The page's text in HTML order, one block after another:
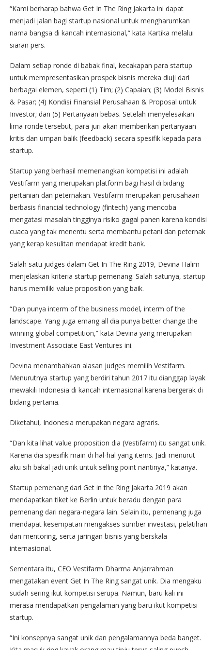
“Kami berharap bahwa Get In The Ring Jakarta ini dapat
menjadi jalan bagi startup nasional untuk mengharumkan
nama bangsa di kancah internasional,” kata Kartika melalui
siaran pers.
Dalam setiap ronde di babak final, kecakapan para startup
untuk mempresentasikan prospek bisnis mereka diuji dari
berbagai elemen, seperti (1) Tim; (2) Capaian; (3) Model Bisnis
& Pasar; (4) Kondisi Finansial Perusahaan & Proposal untuk
Investor; dan (5) Pertanyaan bebas. Setelah menyelesaikan
lima ronde tersebut, para juri akan memberikan pertanyaan
kritis dan umpan balik (feedback) secara spesifik kepada para
startup.
Startup yang berhasil memenangkan kompetisi ini adalah
Vestifarm yang merupakan platform bagi hasil di bidang
pertanian dan peternakan. Vestifarm merupakan perusahaan
berbasis financial technology (fintech) yang mencoba
mengatasi masalah tingginya risiko gagal panen karena kondisi
cuaca yang tak menentu serta membantu petani dan peternak
yang kerap kesulitan mendapat kredit bank.
Salah satu judges dalam Get In The Ring 2019, Devina Halim
menjelaskan kriteria startup pemenang. Salah satunya, startup
harus memiliki value proposition yang baik.
“Dan punya interm of the business model, interm of the
landscape. Yang juga emang all dia punya better change the
winning global competition,” kata Devina yang merupakan
Investment Associate East Ventures ini.
Devina menambahkan alasan judges memilih Vestifarm.
Menurutnya startup yang berdiri tahun 2017 itu dianggap layak
mewakili Indonesia di kancah internasional karena bergerak di
bidang pertania.
Diketahui, Indonesia merupakan negara agraris.
“Dan kita lihat value proposition dia (Vestifarm) itu sangat unik.
Karena dia spesifik main di hal-hal yang items. Jadi menurut
aku sih bakal jadi unik untuk selling point nantinya,” katanya.
Startup pemenang dari Get in the Ring Jakarta 2019 akan
mendapatkan tiket ke Berlin untuk beradu dengan para
pemenang dari negara-negara lain. Selain itu, pemenang juga
mendapat kesempatan mengakses sumber investasi, pelatihan
dan mentoring, serta jaringan bisnis yang berskala
internasional.
Sementara itu, CEO Vestifarm Dharma Anjarrahman
mengatakan event Get In The Ring sangat unik. Dia mengaku
sudah sering ikut kompetisi serupa. Namun, baru kali ini
merasa mendapatkan pengalaman yang baru ikut kompetisi
startup.
“Ini konsepnya sangat unik dan pengalamannya beda banget.